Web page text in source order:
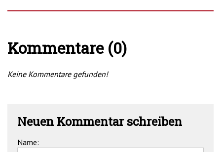
Kommentare (0)
Keine Kommentare gefunden!
Neuen Kommentar schreiben
Name: